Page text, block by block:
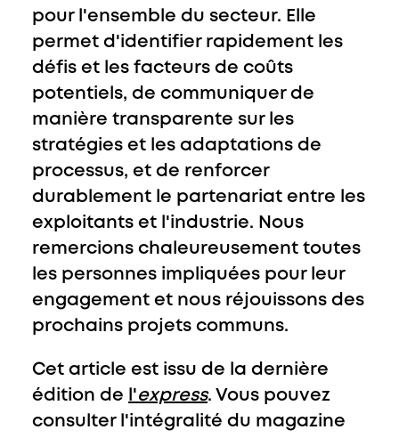
pour l'ensemble du secteur. Elle
permet d'identifier rapidement les
défis et les facteurs de coûts
potentiels, de communiquer de
manière transparente sur les
stratégies et les adaptations de
processus, et de renforcer
durablement le partenariat entre les
exploitants et l'industrie. Nous
remercions chaleureusement toutes
les personnes impliquées pour leur
engagement et nous réjouissons des
prochains projets communs.
Cet article est issu de la dernière
édition de
l'express. Vous pouvez
consulter l'intégralité du magazine